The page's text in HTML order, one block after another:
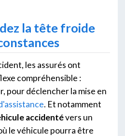
la tête froide
les assurés ont
compréhensible :
pour déclencher la mise en
. Et notamment
accidentévers un
le véhicule pourra être